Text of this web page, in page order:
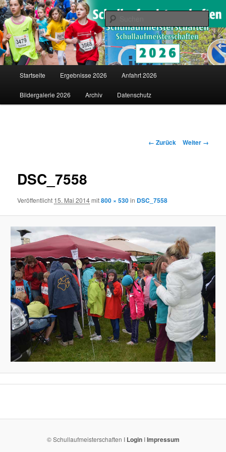
Schullaufmeisterschaften
Saarländische Schullaufmeisterschaften in Merzig
Zum
Inhalt
Startseite Ergebnisse 2026 Anfahrt 2026
Bildergalerie 2026 Archiv Datenschutz
Bilder-
← Zurück Weiter →
DSC_7558
Veröffentlicht 15. Mai 2014mit800 × 530in DSC_7558
© Schullaufmeisterschaften I LoginIImpressum